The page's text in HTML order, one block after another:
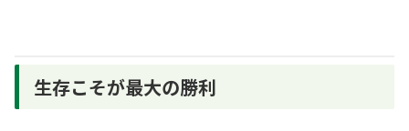
生存こそが最大の勝利